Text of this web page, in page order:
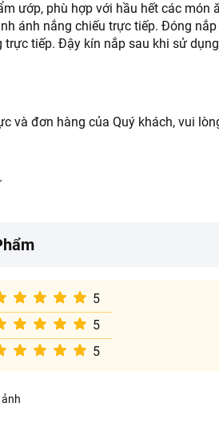
ướp, phù hợp với hầu hết các món
ánh nắng chiếu trực tiếp. Đóng
tiếp. Đậy kín nắp sau khi sử
và đơn hàng của Quý khách, vui
5
5
5